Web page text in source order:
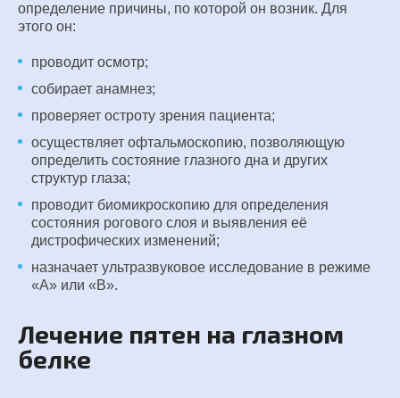
определение причины, по которой он возник. Для
этого он:
проводит осмотр;
собирает анамнез;
проверяет остроту зрения пациента;
осуществляет офтальмоскопию, позволяющую
определить состояние глазного дна и других
структур глаза;
проводит биомикроскопию для определения
состояния рогового слоя и выявления её
дистрофических изменений;
назначает ультразвуковое исследование в режиме
«A» или «B».
Лечение пятен на глазном
белке